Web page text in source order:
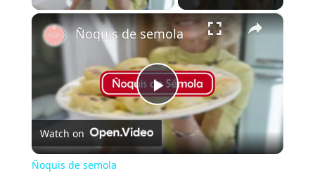
×
P
l
Ñoquis de semola
Watch on
Ñoquis de semola